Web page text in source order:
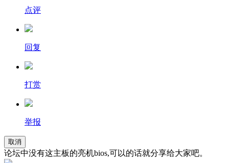
点评
回复
打赏
举报
取消
论坛中没有这主板的亮机bios,可以的话就分享给大家吧。